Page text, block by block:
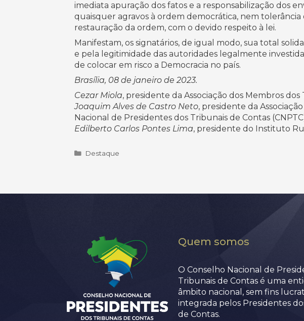
imediata apuração dos fatos e a responsabilização dos
quaisquer agravos à ordem democrática, nem
restauração da ordem, com o devido respeito à lei.
Manifestam, os signatários, de igual modo, sua total
e pela legitimidade das autoridades legalmente
de colocar em risco a Democracia no país.
Brasília, 08 de janeiro de 2023.
Cezar Miola, presidente da Associação dos Membros
Joaquim Alves de Castro Neto, presidente da
Nacional de Presidentes dos Tribunais de Contas
Edilberto Carlos Pontes Lima, presidente do Instituto
Categorias
Destaque
Quem somos
O Conselho Nacional de
Tribunais de Contas é uma
âmbito nacional, sem fins
integrada pelos Presidentes
de Contas.